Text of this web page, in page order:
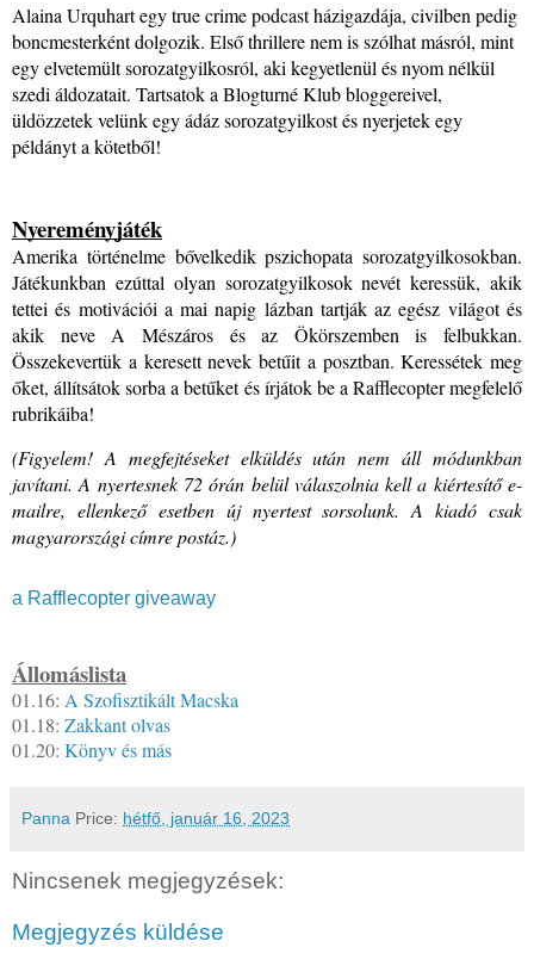
Alaina Urquhart egy true crime podcast házigazdája, civilben pedig
boncmesterként dolgozik. Első thrillere nem is szólhat másról, mint
egy elvetemült sorozatgyilkosról, aki kegyetlenül és nyom nélkül
szedi áldozatait. Tartsatok a Blogturné Klub bloggereivel,
üldözzetek velünk egy ádáz sorozatgyilkost és nyerjetek egy
példányt a kötetből!
Nyereményjáték
Amerika történelme bővelkedik pszichopata sorozatgyilkosokban.
Játékunkban ezúttal olyan sorozatgyilkosok nevét keressük, akik
tettei és motivációi a mai napig lázban tartják az egész világot és
akik neve A Mészáros és az Ökörszemben is felbukkan.
Összekevertük a keresett nevek betűit a posztban. Keressétek meg
őket, állítsátok sorba a betűket és írjátok be a Rafflecopter megfelelő
rubrikáiba!
(Figyelem! A megfejtéseket elküldés után nem áll módunkban
javítani. A nyertesnek 72 órán belül válaszolnia kell a kiértesítő e-
mailre, ellenkező esetben új nyertest sorsolunk. A kiadó csak
magyarországi címre postáz.)
a Rafflecopter giveaway
Állomáslista
01.16: A Szofisztikált Macska
01.18: Zakkant olvas
01.20: Könyv és más
Panna Price: hétfő, január 16, 2023
Nincsenek megjegyzések:
Megjegyzés küldése